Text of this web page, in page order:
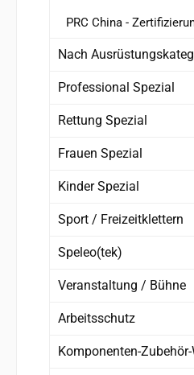
PRC China -
Nach
Professional Spezial
Rettung Spezial
Frauen Spezial
Kinder Spezial
Sport / Freizeitklettern
Speleo(tek)
Veranstaltung / Bühne
Arbeitsschutz
Komponenten-